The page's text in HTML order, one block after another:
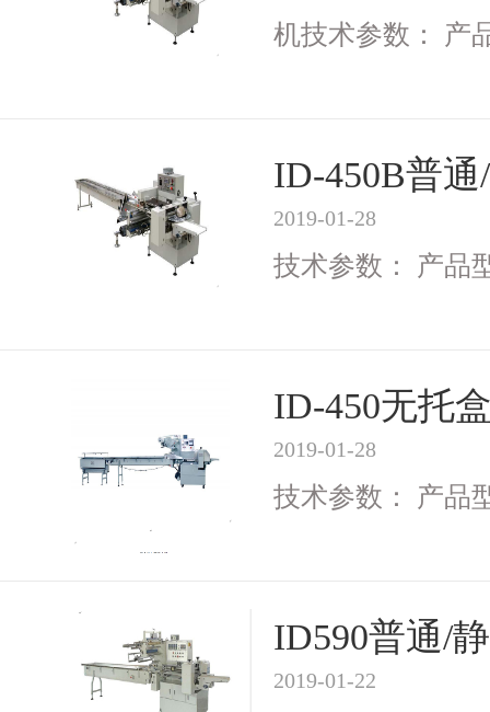
机技术参数： 产
ID-450B普
2019-01-28
技术参数： 产品
ID-450无托
2019-01-28
技术参数： 产品
ID590普通/
2019-01-22